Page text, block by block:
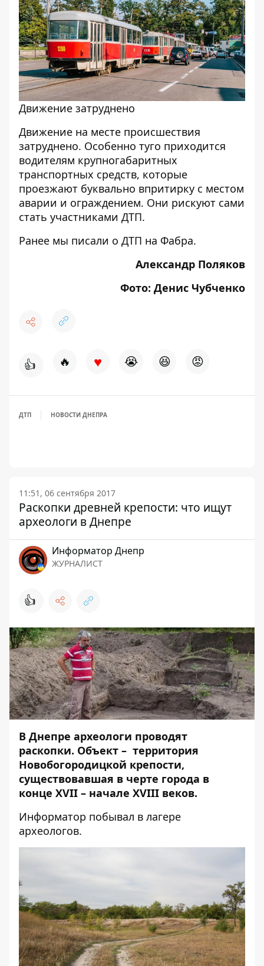
Движение затруднено
Движение на месте происшествия
затруднено. Особенно туго приходится
водителям крупногабаритных
транспортных средств, которые
проезжают буквально впритирку с местом
аварии и ограждением. Они рискуют сами
стать участниками ДТП.
Ранее мы писали о ДТП на Фабра.
Александр Поляков
Фото: Денис Чубченко
👍 🔥 ♥ 😭 😆 😡
ДТП НОВОСТИ ДНЕПРА
11:51, 06 сентября 2017
Раскопки древней крепости: что ищут
археологи в Днепре
Информатор Днепр
ЖУРНАЛИСТ
👍
В Днепре археологи проводят
раскопки. Объект – территория
Новобогородицкой крепости,
существовавшая в черте города в
конце XVII – начале XVIII веков.
Информатор побывал в лагере
археологов.